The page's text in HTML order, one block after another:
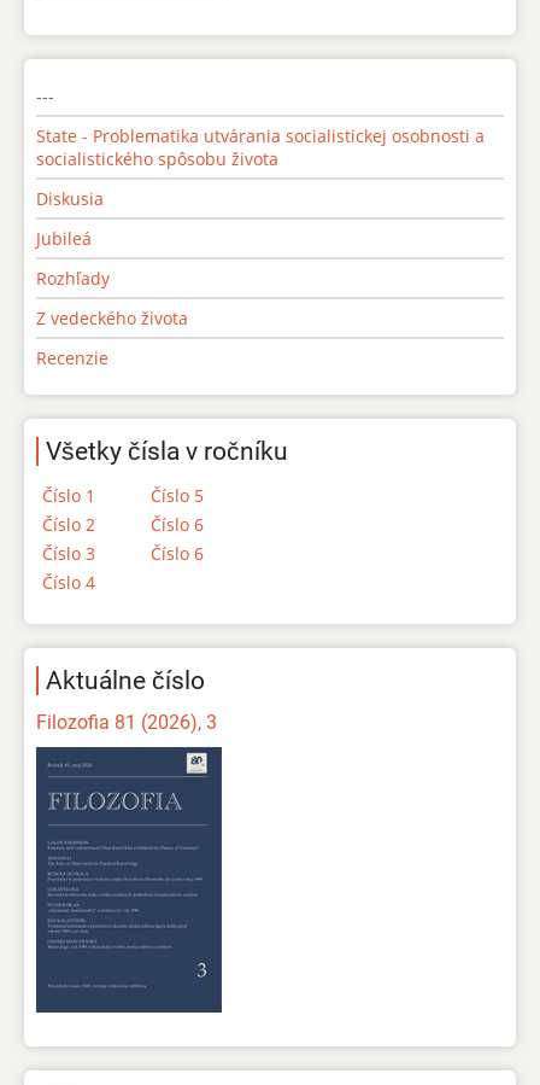
---
State - Problematika utvárania socialistickej osobnosti a
socialistického spôsobu života
Diskusia
Jubileá
Rozhľady
Z vedeckého života
Recenzie
Všetky čísla v ročníku
Číslo 1
Číslo 2
Číslo 3
Číslo 4
Číslo 5
Číslo 6
Číslo 6
Aktuálne číslo
Filozofia 81 (2026), 3